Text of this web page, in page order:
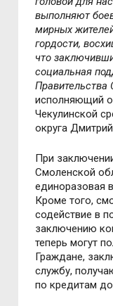
выполняют
мирных
гордости,
что
социальная
Правительства
исполняющий
Чекулинской
округа
При
Смоленской
единоразовая
Кроме того,
содействие в
заключению
теперь могут
Граждане,
службу,
по кредитам